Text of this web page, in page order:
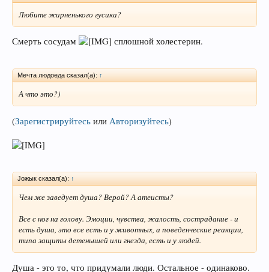
Любите жирненького гусика?
Смерть сосудам сплошной холестерин.
Мечта людоеда сказал(а): ↑
А что это?)
(Зарегистрируйтесь или Авторизуйтесь)
Joжык сказал(а): ↑
Чем же заведует душа? Верой? А атеисты?
Все с ног на голову. Эмоции, чувства, жалость, сострадание - и
есть душа, это все есть и у животных, а поведенческие реакции,
типа защиты детенышей или гнезда, есть и у людей.
Душа - это то, что придумали люди. Остальное - одинаково.